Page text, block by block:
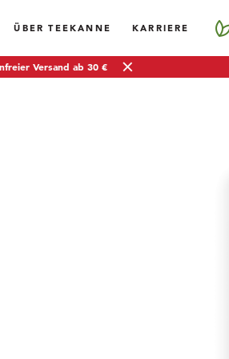
ÜBER TEEKANNE KARRIERE
Versand ab 30 €